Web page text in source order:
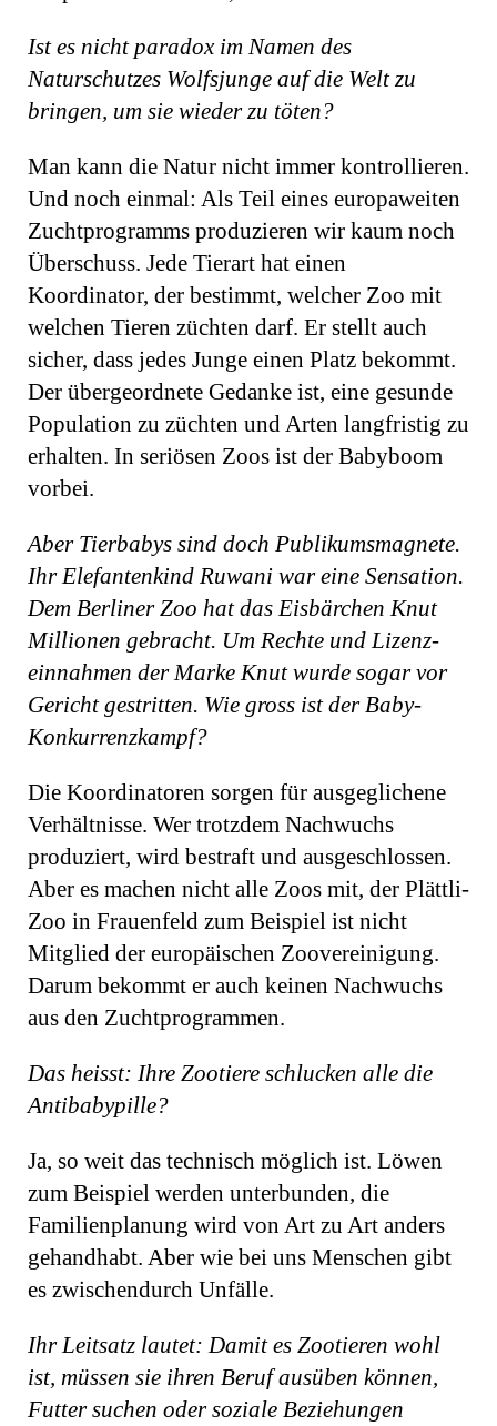
Ist es nicht paradox im Namen des
Naturschutzes Wolfsjunge auf die Welt zu
bringen, um sie wieder zu töten?
Man kann die Natur nicht immer kontrollieren.
Und noch einmal: Als Teil eines euro­paweiten
Zuchtprogramms produzieren wir kaum noch
Überschuss. Jede Tierart hat ei­nen
Koordinator, der bestimmt, welcher Zoo mit
welchen Tieren züchten darf. Er stellt auch
sicher, dass jedes Junge einen Platz bekommt.
Der übergeordnete Gedanke ist, eine gesunde
Population zu züchten und Arten langfristig zu
erhalten. In seriösen Zoos ist der Babyboom
vorbei.
Aber Tierbabys sind doch Publikumsmagnete.
Ihr Elefantenkind Ruwani war eine Sensation.
Dem Berliner Zoo hat das Eisbärchen Knut
Mil­lionen gebracht. Um Rechte und Lizenz­
einnahmen der Marke Knut wurde sogar vor
Gericht gestritten. Wie gross ist der Baby-
Konkurrenzkampf?
Die Koordinatoren sorgen für ausgegliche­ne
Verhältnisse. Wer trotzdem Nachwuchs
produziert, wird bestraft und ausgeschlossen.
Aber es machen nicht alle Zoos mit, der Plättli-
Zoo in Frauenfeld zum Beispiel ist nicht
Mitglied der europäischen Zoovereinigung.
Darum bekommt er auch keinen Nachwuchs
aus den Zuchtprogrammen.
Das heisst: Ihre Zootiere schlucken alle die
Antibabypille?
Ja, so weit das technisch möglich ist. Lö­wen
zum Beispiel werden unterbunden, die
Familienplanung wird von Art zu Art anders
gehandhabt. Aber wie bei uns Menschen gibt
es zwischendurch Unfälle.
Ihr Leitsatz lautet: Damit es Zootieren wohl
ist, müssen sie ihren Beruf ausüben können,
Futter suchen oder soziale Beziehungen